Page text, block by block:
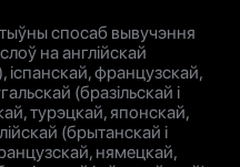
спосаб вывучэння
на англійскай
іспанскай, французскай,
(бразільскай і
турэцкай, японскай,
(брытанскай і
нямецкай,